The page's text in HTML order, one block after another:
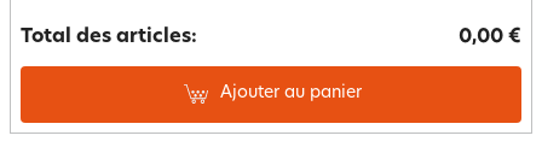
Total des articles: 0,00 €
Ajouter au panier